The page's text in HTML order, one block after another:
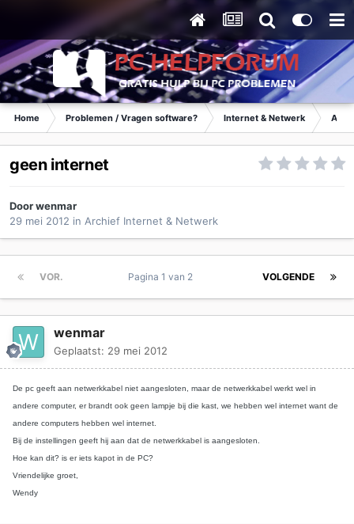
Home Problemen / Vragen software? Internet & Netwerk
geen internet
Doorwenmar
29 mei 2012 in Archief Internet & Netwerk
VOR. VOLGENDE
Pagina 1 van 2
wenmar
Geplaatst: 29 mei 2012
De pc geeft aan netwerkkabel niet aangesloten, maar de netwerkkabel werkt wel in
andere computer, er brandt ook geen lampje bij die kast, we hebben wel internet want de
andere computers hebben wel internet.
Bij de instellingen geeft hij aan dat de netwerkkabel is aangesloten.
Hoe kan dit? is er iets kapot in de PC?
Vriendelijke groet,
Wendy